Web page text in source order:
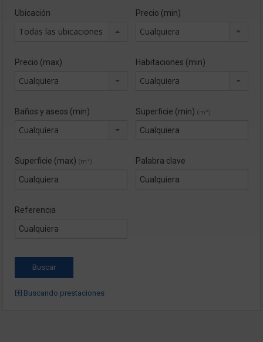
Ubicación
Todas las ubicaciones
Precio (min)
Cualquiera
Precio (max)
Cualquiera
Habitaciones (min)
Cualquiera
Baños y aseos (min)
Cualquiera
Superficie (min) (m²)
Superficie (max) (m²) Palabra clave
Referencia
Buscando prestaciones